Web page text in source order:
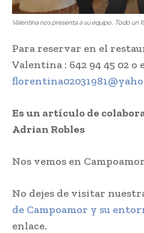
Valentina nos presenta a su equipo. Todo un
Para reservar en el
Valentina : 642 94 45 02 o
Es un artículo de
Adrian Robles
Nos vemos en Campoamor
No dejes de visitar
de Campoamor y su
enlace.